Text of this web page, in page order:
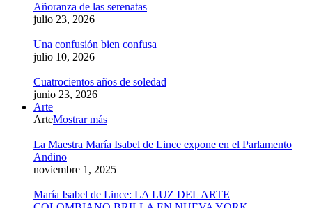
Añoranza de las serenatas
julio 23, 2026
Una confusión bien confusa
julio 10, 2026
Cuatrocientos años de soledad
junio 23, 2026
Arte
ArteMostrar más
La Maestra María Isabel de Lince expone en el Parlamento
Andino
noviembre 1, 2025
María Isabel de Lince: LA LUZ DEL ARTE